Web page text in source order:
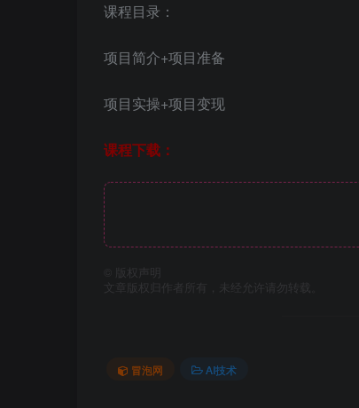
课程目录：
项目简介+项目准备
项目实操+项目变现
课程下载：
版权声明
文章版权归作者所有，未经允许请勿转载。
冒泡网 AI技术